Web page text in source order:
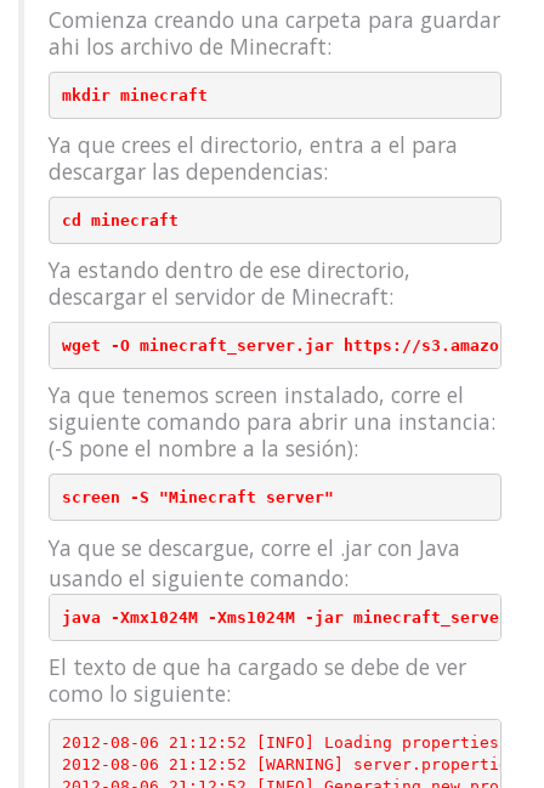
Comienza creando una carpeta para guardar
ahi los archivo de Minecraft:
mkdir minecraft
Ya que crees el directorio, entra a el para
descargar las dependencias:
cd minecraft
Ya estando dentro de ese directorio,
descargar el servidor de Minecraft:
wget -O minecraft_server.jar https://
Ya que tenemos screen instalado, corre el
siguiente comando para abrir una instancia:
(-S pone el nombre a la sesión):
screen -S "Minecraft server"
Ya que se descargue, corre el .jar con Java
usando el siguiente comando:
java -Xmx1024M -Xms1024M -jar
El texto de que ha cargado se debe de ver
como lo siguiente:
2012-08-06 21:12:52 [INFO] Loading properties
2012-08-06 21:12:52 [WARNING] server.properties